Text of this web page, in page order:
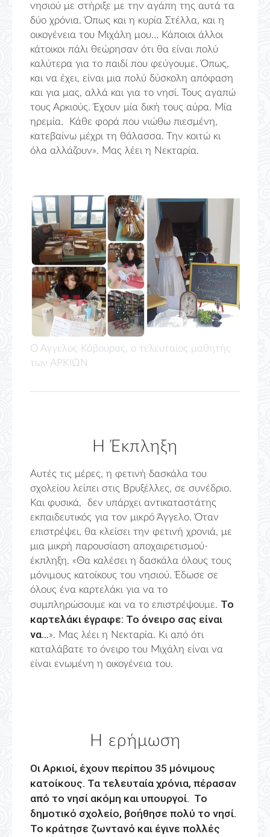
νησιού με στήριξε με την αγάπη της αυτά τα
δύο χρόνια. Όπως και η κυρία Στέλλα, και η
οικογένεια του Μιχάλη μου… Κάποιοι άλλοι
κάτοικοι πάλι θεώρησαν ότι θα είναι πολύ
καλύτερα για το παιδί που φεύγουμε. Όπως,
και να έχει, είναι μια πολύ δύσκολη απόφαση
και για μας, αλλά και για το νησί. Τους αγαπώ
τους Αρκιούς. Έχουν μία δική τους αύρα. Μία
ηρεμία. Κάθε φορά που νιώθω πιεσμένη,
κατεβαίνω μέχρι τη θάλασσα. Την κοιτώ κι
όλα αλλάζουν». Μας λέει η Νεκταρία.
Ο Άγγελος Κάβουρας, ο τελευταίος μαθητής
των ΑΡΚΙΩΝ
Η Έκπληξη
Αυτές τις μέρες, η φετινή δασκάλα του
σχολείου λείπει στις Βρυξέλλες, σε συνέδριο.
Και φυσικά, δεν υπάρχει αντικαταστάτης
εκπαιδευτικός για τον μικρό Άγγελο. Όταν
επιστρέψει, θα κλείσει την φετινή χρονιά, με
μια μικρή παρουσίαση αποχαιρετισμού-
έκπληξη. «Θα καλέσει η δασκάλα όλους τους
μόνιμους κατοίκους του νησιού. Έδωσε σε
όλους ένα καρτελάκι για να το
συμπληρώσουμε και να το επιστρέψουμε. Το
καρτελάκι έγραφε: Το όνειρο σας είναι
να…». Μας λέει η Νεκταρία. Κι από ότι
καταλάβατε το όνειρο του Μιχάλη είναι να
είναι ενωμένη η οικογένεια του.
Η ερήμωση
Οι Αρκιοί, έχουν περίπου 35 μόνιμους
κατοίκους. Τα τελευταία χρόνια, πέρασαν
από το νησί ακόμη και υπουργοί. Το
δημοτικό σχολείο, βοήθησε πολύ το νησί.
Το κράτησε ζωντανό και έγινε πολλές